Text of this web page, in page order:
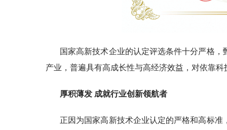
国家高新技术企业的认定评选条件十分严格
产业，普遍具有高成长性与高经济效益，对依靠
厚积薄发 成就行业创新领航者
正因为国家高新技术企业认定的严格和高标